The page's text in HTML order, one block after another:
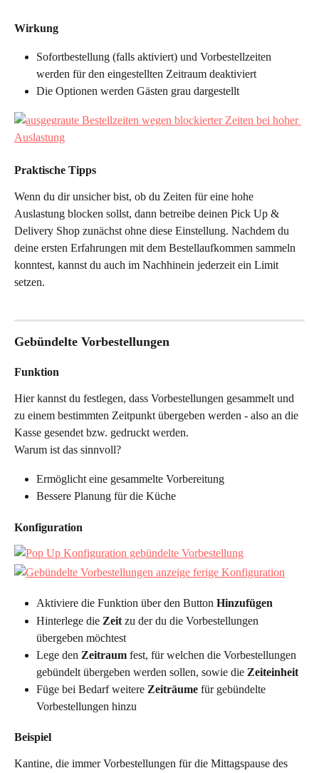
Wirkung
Sofortbestellung (falls aktiviert) und Vorbestellzeiten
werden für den eingestellten Zeitraum deaktiviert
Die Optionen werden Gästen grau dargestellt
Praktische Tipps
Wenn du dir unsicher bist, ob du Zeiten für eine hohe
Auslastung blocken sollst, dann betreibe deinen Pick Up &
Delivery Shop zunächst ohne diese Einstellung. Nachdem du
deine ersten Erfahrungen mit dem Bestellaufkommen sammeln
konntest, kannst du auch im Nachhinein jederzeit ein Limit
setzen.
Gebündelte Vorbestellungen
Funktion
Hier kannst du festlegen, dass Vorbestellungen gesammelt und
zu einem bestimmten Zeitpunkt übergeben werden - also an die
Kasse gesendet bzw. gedruckt werden.
Warum ist das sinnvoll?
Ermöglicht eine gesammelte Vorbereitung
Bessere Planung für die Küche
Konfiguration
Aktiviere die Funktion über den Button Hinzufügen
Hinterlege die Zeit zu der du die Vorbestellungen
übergeben möchtest
Lege den Zeitraum fest, für welchen die Vorbestellungen
gebündelt übergeben werden sollen, sowie die Zeiteinheit
Füge bei Bedarf weitere Zeiträume für gebündelte
Vorbestellungen hinzu
Beispiel
Kantine, die immer Vorbestellungen für die Mittagspause des